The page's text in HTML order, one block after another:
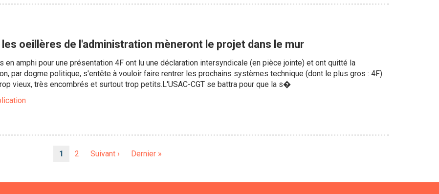
les oeillères de l'administration mèneront le projet dans le mur
en amphi pour une présentation 4F ont lu une déclaration intersyndicale (en pièce jointe) et ont quitté la
par dogme politique, s'entête à vouloir faire rentrer les prochains systèmes technique (dont le plus gros : 4F)
vieux, très encombrés et surtout trop petits.L'USAC-CGT se battra pour que la s�
Page
1 Page
2
Page
Suivant ›
Dernière
Dernier »